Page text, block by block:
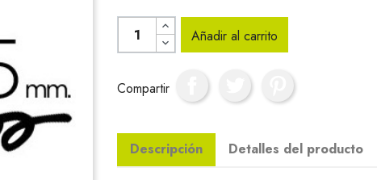
Añadir al carrito
Compartir
Descripción Detalles del producto